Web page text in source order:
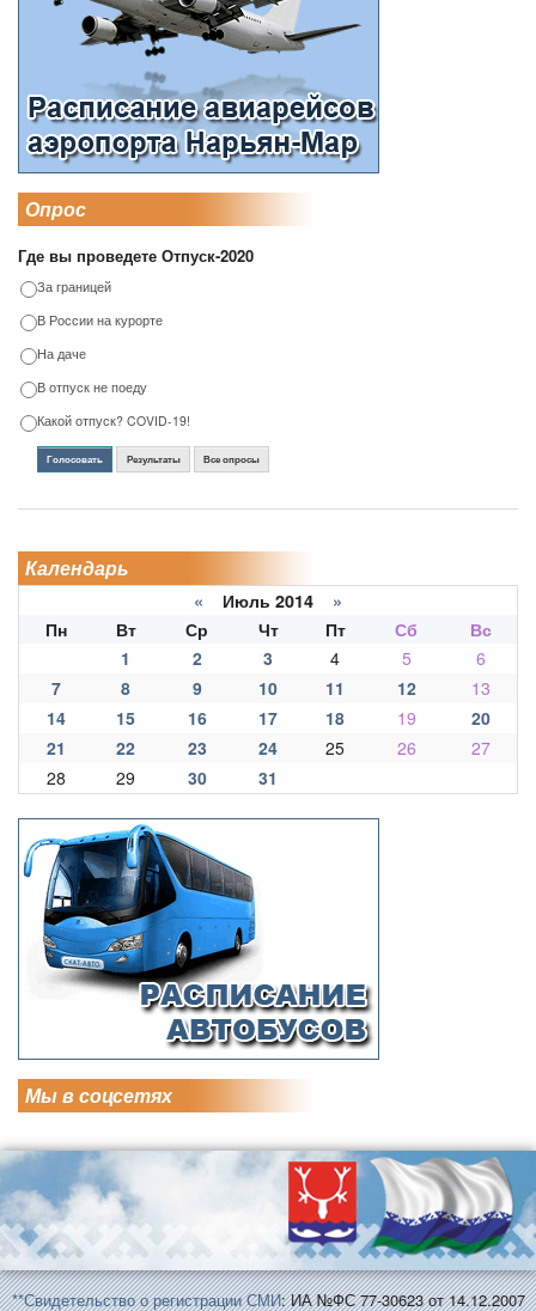
Опрос
Где вы проведете Отпуск-2020
За границей
В России на курорте
На даче
В отпуск не поеду
Какой отпуск? COVID-19!
Голосовать Результаты Все опросы
Календарь
« Июль 2014 »
Пн
Вт Ср Чт Пт Сб
Вс
1
2 3 4 5
6
7
8 9 10 11 12
13
14
15 16 17 18 19
20
21
22 23 24 25 26
27
28
29 30 31
Мы в соцсетях
**Свидетельство о регистрации СМИ: ИА №ФС 77-30623 от 14.12.2007